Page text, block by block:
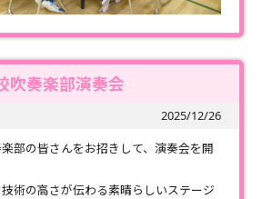
吹奏楽部演奏会
2025/12/26
部の皆さんをお招きして、演奏会を開
術の高さが伝わる素晴らしいステージ